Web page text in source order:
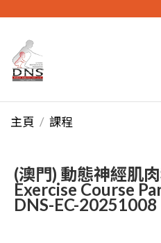
主頁 課程
(澳門) 動態神經肌
Exercise Course
DNS-EC-20251008